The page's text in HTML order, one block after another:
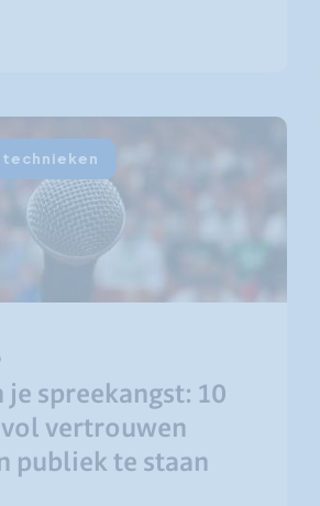
je spreekangst: 10
vertrouwen
publiek te staan